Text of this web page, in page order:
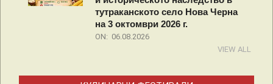
тутраканското село Нова Черна
на 3 октомври 2026 г.
ON: 06.08.2026
VIEW ALL